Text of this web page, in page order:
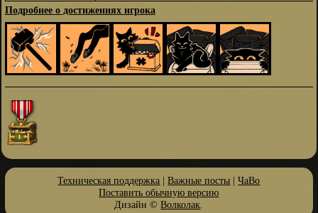
Подробнее о достижениях игрока
Техническая поддержка |Важные посты |ЧаВо
Поставить обычную версию
Дизайн ©Волколак